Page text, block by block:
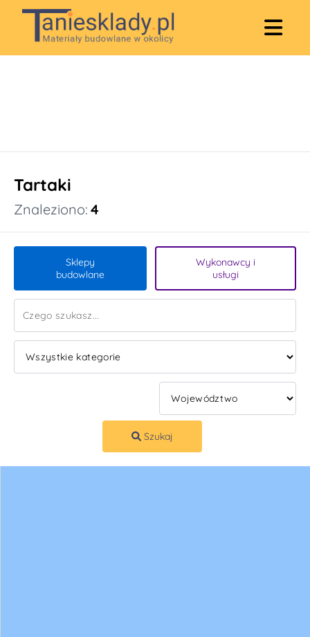
Tartaki
Znaleziono: 4
Sklepy
budowlane
Wykonawcy i
usługi
Szukaj